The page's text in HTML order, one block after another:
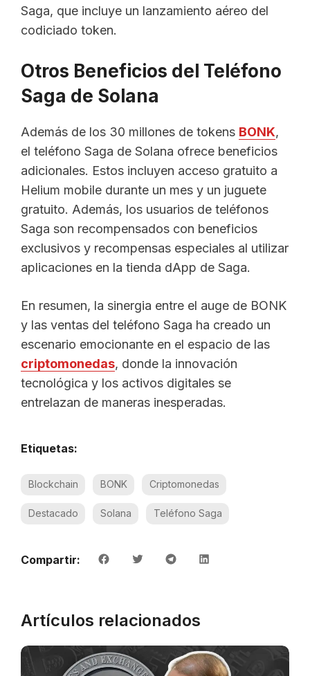
Saga, que incluye un lanzamiento aéreo del
codiciado token.
Otros Beneficios del Teléfono
Saga de Solana
Además de los 30 millones de tokens BONK,
el teléfono Saga de Solana ofrece beneficios
adicionales. Estos incluyen acceso gratuito a
Helium mobile durante un mes y un juguete
gratuito. Además, los usuarios de teléfonos
Saga son recompensados con beneficios
exclusivos y recompensas especiales al utilizar
aplicaciones en la tienda dApp de Saga.
En resumen, la sinergia entre el auge de BONK
y las ventas del teléfono Saga ha creado un
escenario emocionante en el espacio de las
criptomonedas, donde la innovación
tecnológica y los activos digitales se
entrelazan de maneras inesperadas.
Etiquetas:
Blockchain BONK Criptomonedas
Destacado Solana Teléfono Saga
Compartir:
Artículos relacionados